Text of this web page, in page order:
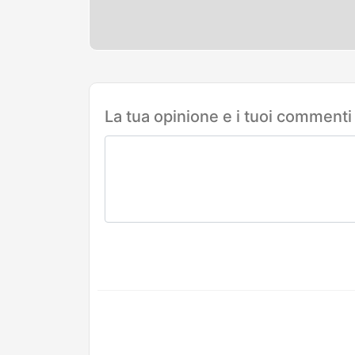
La tua opinione e i tuoi